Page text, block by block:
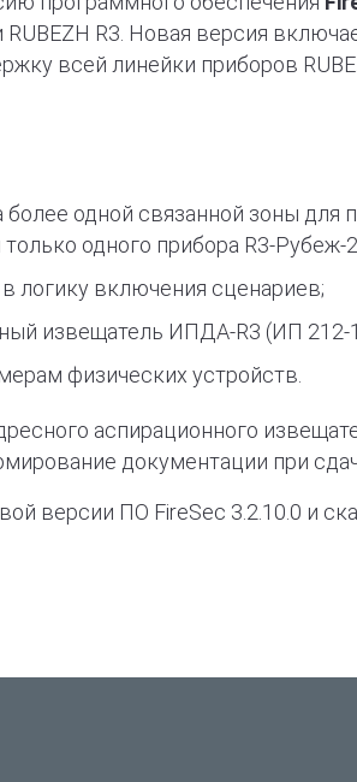
R3. Новая версия
всей линейки приборов
одной связанной зоны для
одного прибора R3-
логику включения сценариев;
извещатель ИПДА-R3 (ИП 212-
физических устройств.
аспирационного
документации при
версии ПО FireSec 3.2.10.0 и